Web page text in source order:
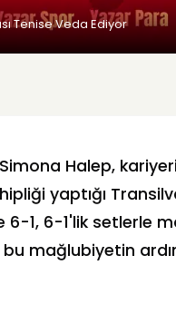
Tenise Veda Ediyor
Halep,
yaptığı
1, 6-1'lik setlerle
bu mağlubiyetin